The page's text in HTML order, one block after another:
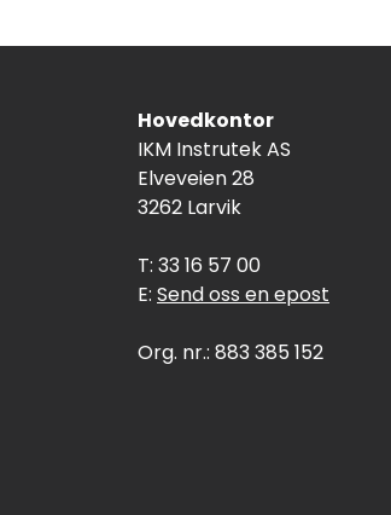
Hovedkontor
IKM Instrutek AS
Elveveien 28
3262 Larvik
T: 33 16 57 00
E: Send oss en epost
Org. nr.: 883 385 152